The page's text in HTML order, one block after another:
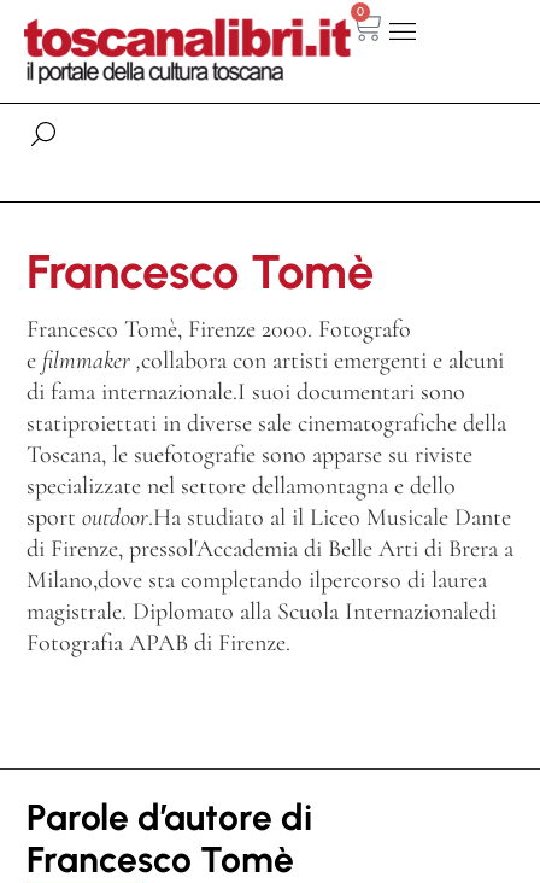
0
Francesco Tomè
Francesco Tomè, Firenze 2000. Fotografo
e filmmaker ,collabora con artisti emergenti e alcuni
di fama internazionale.I suoi documentari sono
statiproiettati in diverse sale cinematografiche della
Toscana, le suefotografie sono apparse su riviste
specializzate nel settore dellamontagna e dello
sport outdoor.Ha studiato al il Liceo Musicale Dante
di Firenze, pressol'Accademia di Belle Arti di Brera a
Milano,dove sta completando ilpercorso di laurea
magistrale. Diplomato alla Scuola Internazionaledi
Fotografia APAB di Firenze.
Parole d’autore di
Francesco Tomè